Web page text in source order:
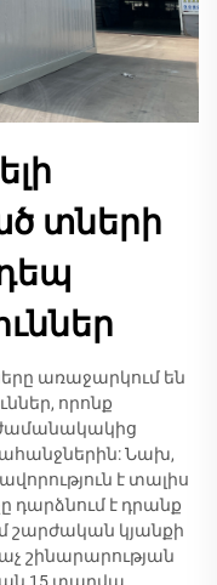
տների
առաջարկում են
որոնք
Նախ,
է տալիս
դարձնում է դրանք
կյանքի
շինարարության